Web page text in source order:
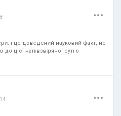
...
і це доведений науковий факт, не
цієї напівзвірячої суті є
...